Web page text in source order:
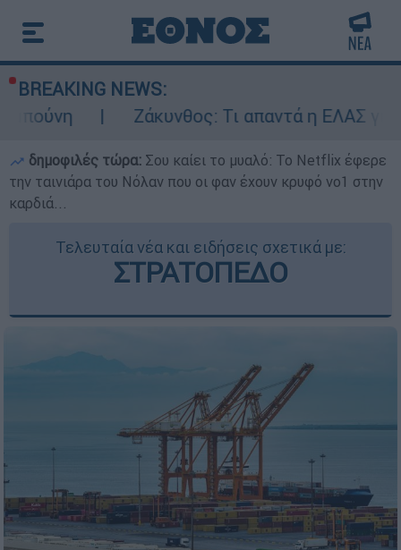
BREAKING NEWS:
Ζάκυνθος: Τι απαντά η ΕΛΑΣ για τους 8
δημοφιλές τώρα: Σου καίει το μυαλό: Το Netflix έφερε
την ταινιάρα του Νόλαν που οι φαν έχουν κρυφό νο1 στην
καρδιά...
Τελευταία νέα και ειδήσεις σχετικά με:
ΣΤΡΑΤΟΠΕΔΟ